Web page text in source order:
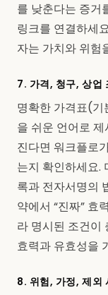
를 낮춘다는 증거
링크를 연결하세
자는 가치와 위험
7. 가격, 청구, 상업
명확한 가격표(
을 쉬운 언어로
진다면 워크플로
는지 확인하세요.
록과 전자서명의
약에서 “진짜” 효
라 명시된 조건이
효력과 유효성을
8. 위험, 가정, 제외